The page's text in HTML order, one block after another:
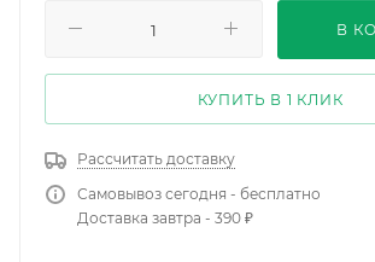
В
КУПИТЬ В 1 КЛИК
Рассчитать доставку
Самовывоз сегодня - бесплатно
Доставка завтра - 390 ₽